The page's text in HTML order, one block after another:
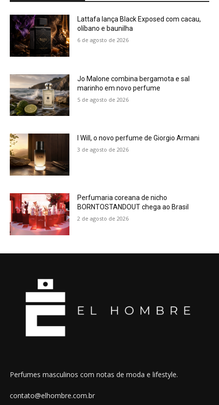
Lattafa lança Black Exposed com cacau,
olíbano e baunilha
6 de agosto de 2026
Jo Malone combina bergamota e sal
marinho em novo perfume
5 de agosto de 2026
I Will, o novo perfume de Giorgio Armani
3 de agosto de 2026
Perfumaria coreana de nicho
BORNTOSTANDOUT chega ao Brasil
2 de agosto de 2026
Perfumes masculinos com notas de moda e lifestyle.
contato@elhombre.com.br